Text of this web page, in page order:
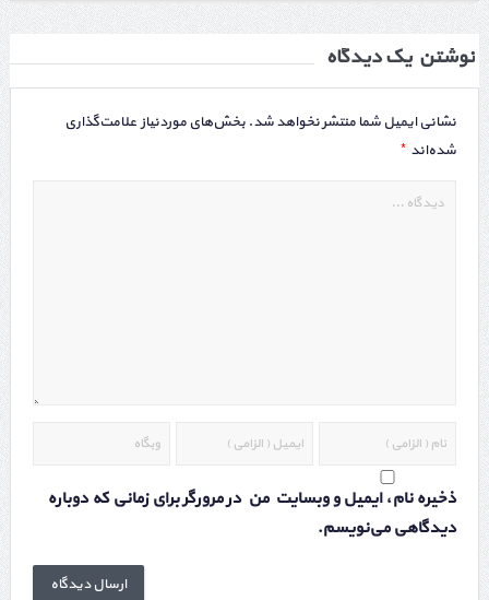
نوشتن یک دیدگاه
نشانی ایمیل شما منتشر نخواهد شد. بخش‌های موردنیاز علامت‌گذاری
شده‌اند *
ذخیره نام، ایمیل و وبسایت من در مرورگر برای زمانی که دوباره
دیدگاهی می‌نویسم.